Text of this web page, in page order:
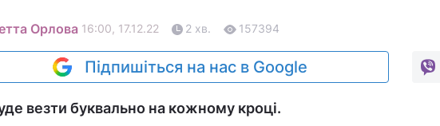
Орлова 16:00, 17.12.22 2 хв. 157394
Підпишіться на нас в Google
везти буквально на кожному кроці.